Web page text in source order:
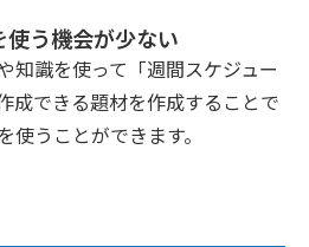
う機会が少ない
知識を使って「週間スケジュー
成できる題材を作成することで
うことができます。